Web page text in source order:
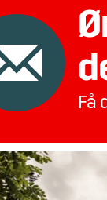
Få